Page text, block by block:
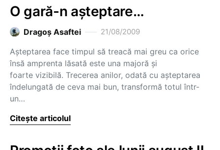
O gară-n aşteptare…
Dragoş Asaftei 21/08/2009
Aşteptarea face timpul să treacă mai greu ca orice
însă amprenta lăsată este una majoră şi
foarte vizibilă. Trecerea anilor, odată cu aşteptarea
îndelungată de ceva mai bun, transformă totul într-
un…
Citește articolul